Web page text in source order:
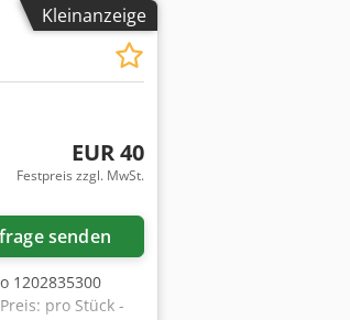
Kleinanzeige
EUR 40
Festpreis zzgl. MwSt.
senden
1202835300
pro Stück -